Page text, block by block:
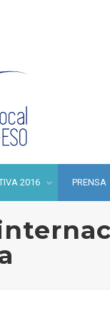
2016 PRENSA